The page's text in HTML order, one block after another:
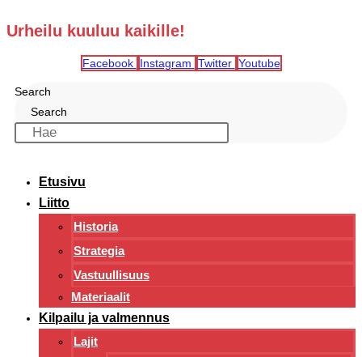
Urheilu kuuluu kaikille!
Facebook Instagram Twitter Youtube
Search
Search
Etusivu
Liitto
Historia
Strategia
Vastuullisuus
Materiaalit
Kilpailu ja valmennus
Lajit